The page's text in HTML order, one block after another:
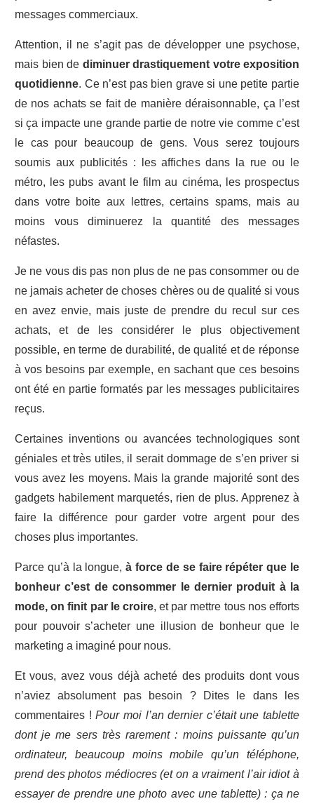
messages commerciaux.
Attention, il ne s’agit pas de développer une psychose,
mais bien de diminuer drastiquement votre exposition
quotidienne. Ce n’est pas bien grave si une petite partie
de nos achats se fait de manière déraisonnable, ça l’est
si ça impacte une grande partie de notre vie comme c’est
le cas pour beaucoup de gens. Vous serez toujours
soumis aux publicités : les affiches dans la rue ou le
métro, les pubs avant le film au cinéma, les prospectus
dans votre boite aux lettres, certains spams, mais au
moins vous diminuerez la quantité des messages
néfastes.
Je ne vous dis pas non plus de ne pas consommer ou de
ne jamais acheter de choses chères ou de qualité si vous
en avez envie, mais juste de prendre du recul sur ces
achats, et de les considérer le plus objectivement
possible, en terme de durabilité, de qualité et de réponse
à vos besoins par exemple, en sachant que ces besoins
ont été en partie formatés par les messages publicitaires
reçus.
Certaines inventions ou avancées technologiques sont
géniales et très utiles, il serait dommage de s’en priver si
vous avez les moyens. Mais la grande majorité sont des
gadgets habilement marquetés, rien de plus. Apprenez à
faire la différence pour garder votre argent pour des
choses plus importantes.
Parce qu’à la longue,à force de se faire répéter que le
bonheur c’est de consommer le dernier produit à la
mode, on finit par le croire, et par mettre tous nos efforts
pour pouvoir s’acheter une illusion de bonheur que le
marketing a imaginé pour nous.
Et vous, avez vous déjà acheté des produits dont vous
n’aviez absolument pas besoin ? Dites le dans les
commentaires !Pour moi l’an dernier c’était une tablette
dont je me sers très rarement : moins puissante qu’un
ordinateur, beaucoup moins mobile qu’un téléphone,
prend des photos médiocres (et on a vraiment l’air idiot à
essayer de prendre une photo avec une tablette) : ça ne